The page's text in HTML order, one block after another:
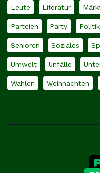
Leute Literatur
Parteien Party Politik
Senioren Soziales
Umwelt Unfälle
Wahlen Weihnachten